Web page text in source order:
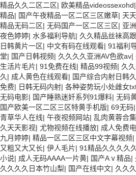
精品久久二区二区| 欧美精品videossexohd|
精品| 国产午夜精品一区二区三区嫩草| 天
精品无码二区| 无码国产一区二区三区| 亚
夜色婷婷| 水多福利导航| 久久精品丝袜高
日韩黄片一区| 中文有码在线观看| 91福利
堂| 国产日韩视频| 久久久久亚洲AV色欲av|
生活片毛片| 91免费在线| 精品99视频| 久
久 | 成人黄色在线观看| 国产综合内射日韩久
免费| 日韩无码内射| 各种姿势玩小处雌女
无码电影| 国产睡熟迷奷系列91爆料| 无码
国产欧美一区二区三区特黄手机版| 69无码|
青草华人在线| 午夜视频网站| 乱肉黄蓉合
久天天影视| 尤物视频在线播放| 成人免费
九月婷婷| 精品一区二区三区中文字幕视频|
又粗又大又长| 伊人毛片| 91精品久久久久
小说| 成人无码AAAA一片黄| 国产Aⅴ精品|
久久久久日本竹山梨| 国产在线中文| 久久